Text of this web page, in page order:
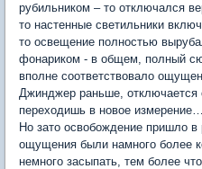
рубильником – то отключался
то настенные светильники
то освещение полностью
фонариком - в общем, полный
вполне соответствовало
Джинджер раньше, отключается
переходишь в новое измерение…
Но зато освобождение пришло
ощущения были намного более
немного засыпать, тем более